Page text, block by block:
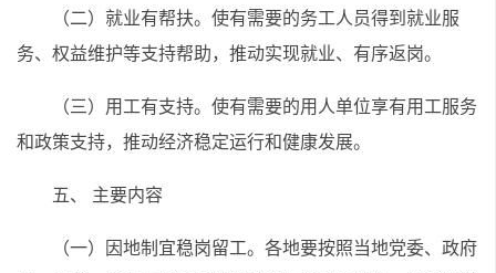
（二）就业有帮扶。使有需要的务工人员得到就业服
务、权益维护等支持帮助，推动实现就业、有序返岗。
（三）用工有支持。使有需要的用人单位享有用工服务
和政策支持，推动经济稳定运行和健康发展。
五、 主要内容
（一）因地制宜稳岗留工。各地要按照当地党委、政府